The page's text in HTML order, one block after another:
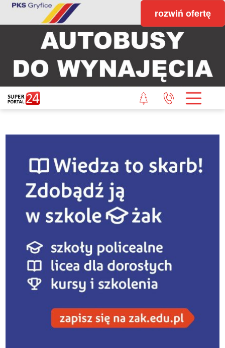
rozwiń ofertę
STRONA GŁÓWNA
POWIAT GRYFICKI
STUDIO SUPERPORTALU
KONTAKT
REDAKCJA
REGULAMIN